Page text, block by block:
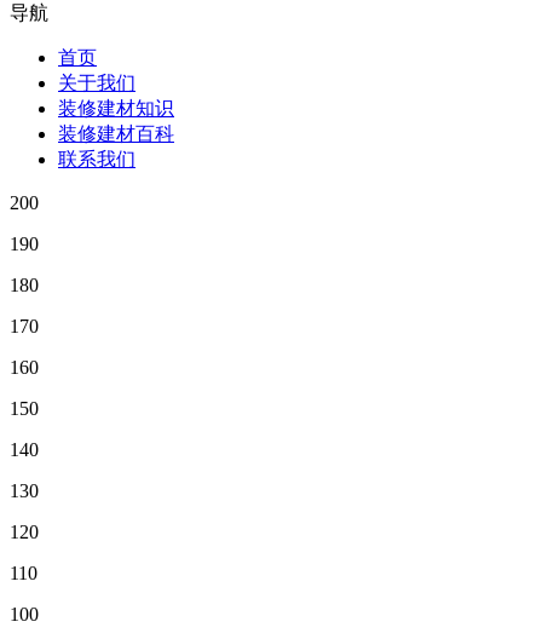
导航
首页
关于我们
装修建材知识
装修建材百科
联系我们
200
190
180
170
160
150
140
130
120
110
100